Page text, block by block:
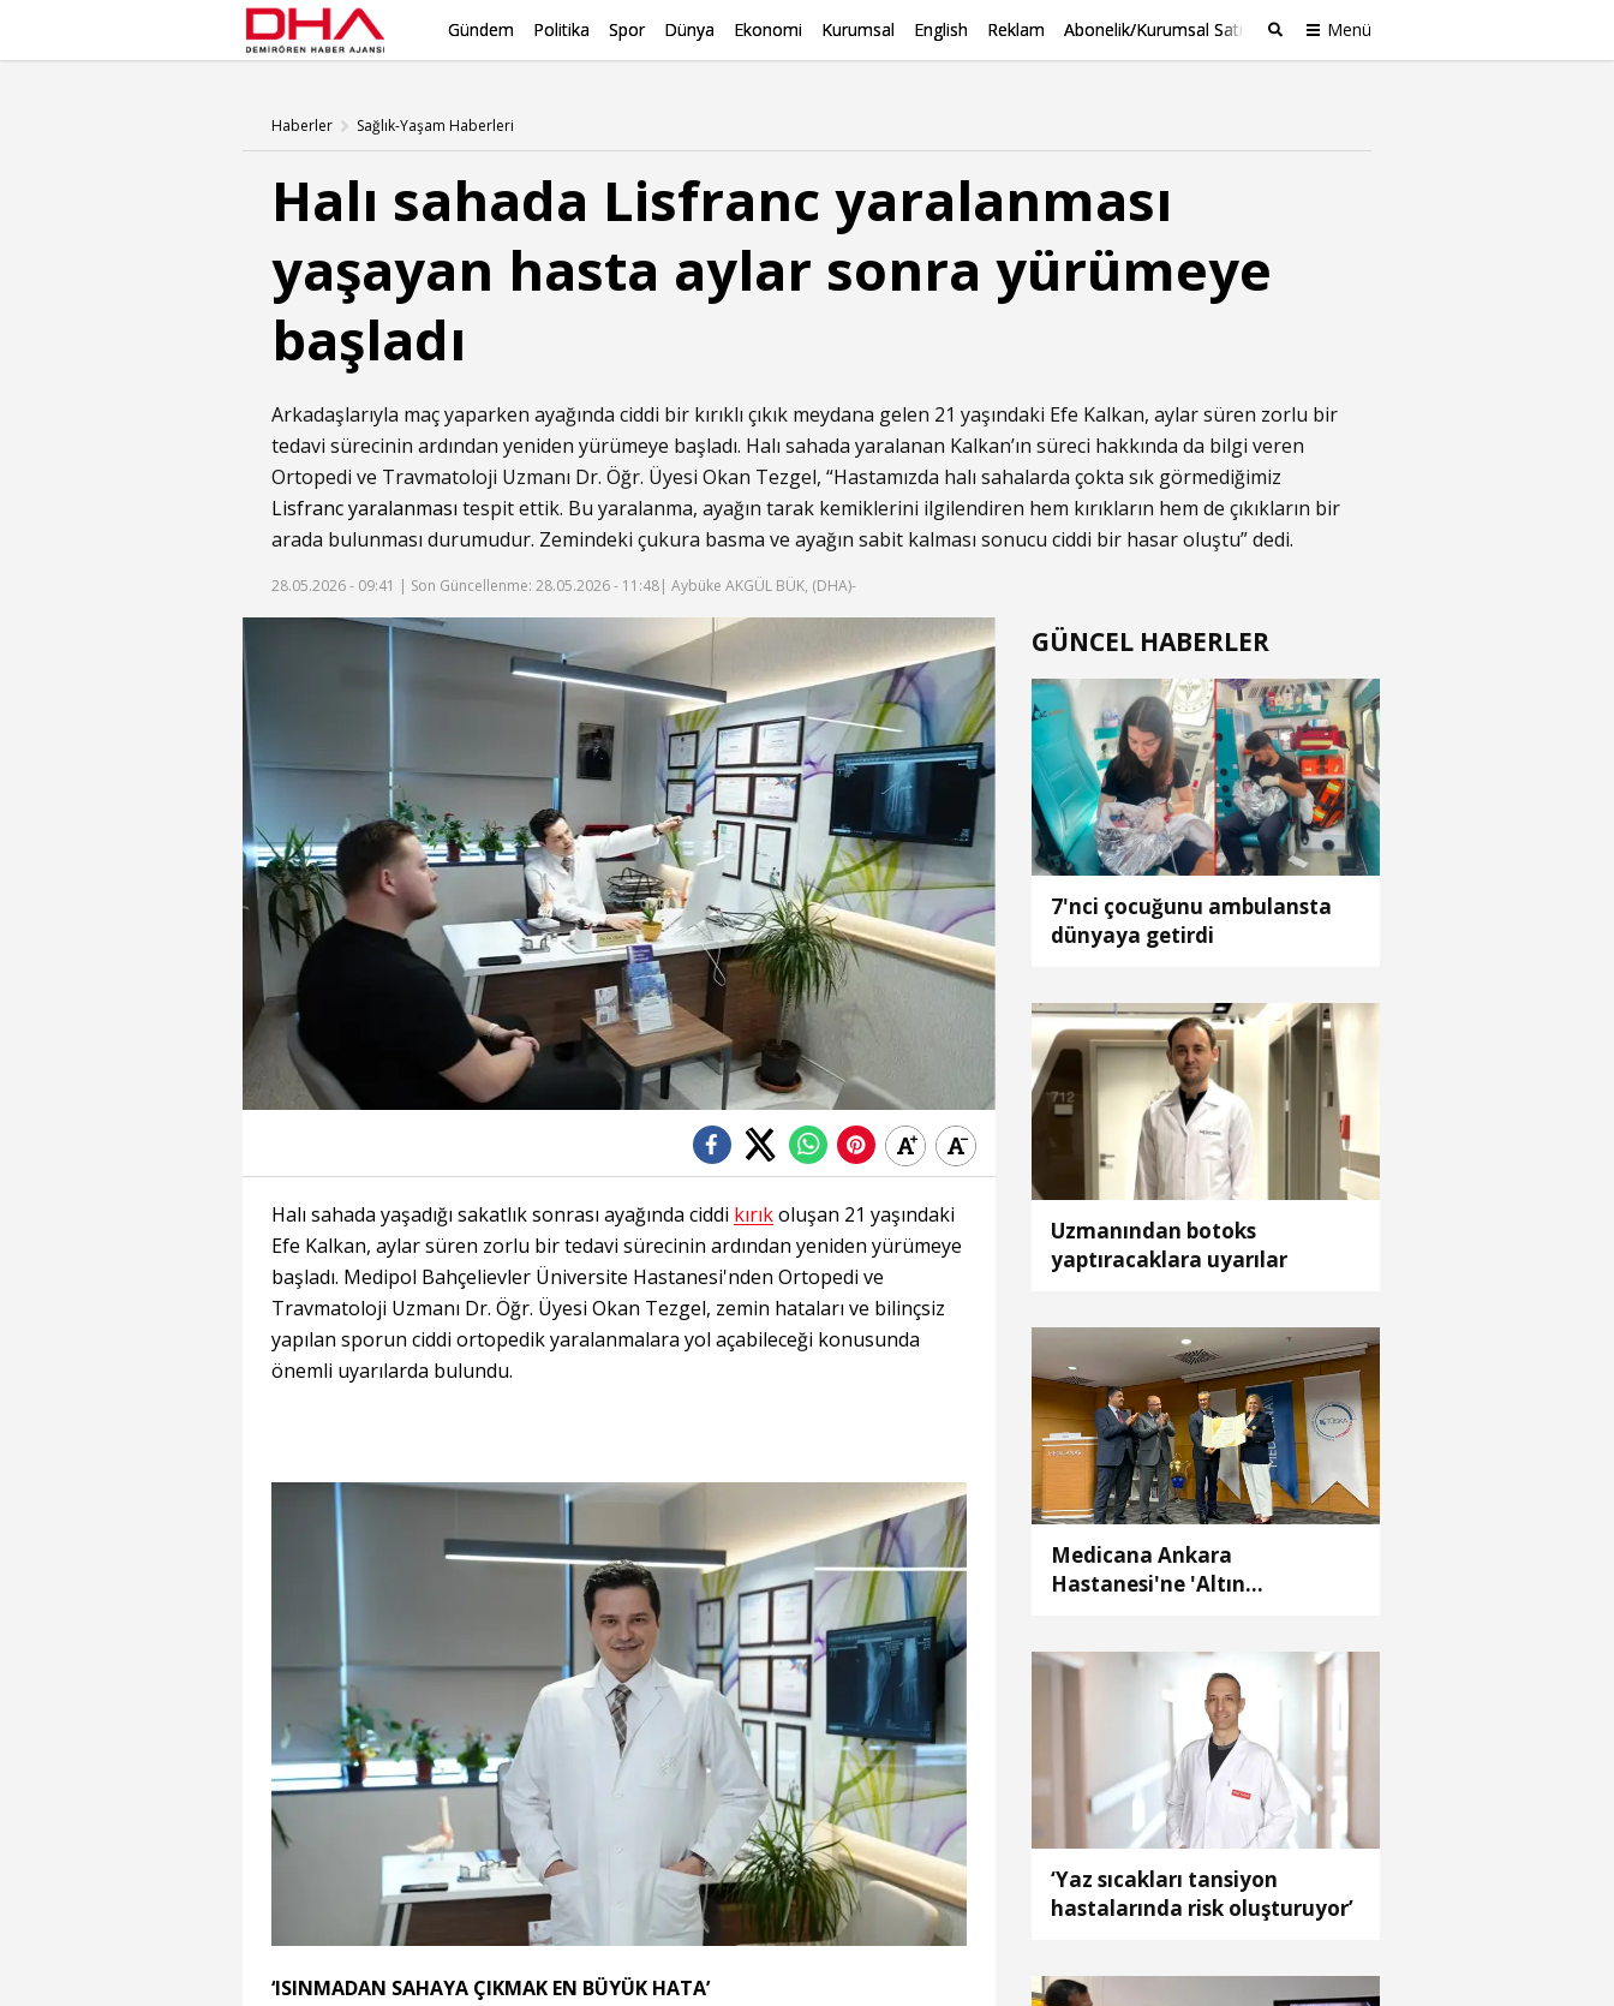
Gündem Politika Spor Dünya Ekonomi Kurumsal English Reklam Abonelik/Kurumsal Satış Menü
Haberler Sağlık-Yaşam Haberleri
Halı sahada Lisfranc yaralanması
yaşayan hasta aylar sonra yürümeye
başladı
Arkadaşlarıyla maç yaparken ayağında ciddi bir kırıklı çıkık meydana gelen 21 yaşındaki Efe Kalkan, aylar süren zorlu bir
tedavi sürecinin ardından yeniden yürümeye başladı. Halı sahada yaralanan Kalkan’ın süreci hakkında da bilgi veren
Ortopedi ve Travmatoloji Uzmanı Dr. Öğr. Üyesi Okan Tezgel, “Hastamızda halı sahalarda çokta sık görmediğimiz
Lisfranc yaralanması tespit ettik. Bu yaralanma, ayağın tarak kemiklerini ilgilendiren hem kırıkların hem de çıkıkların bir
arada bulunması durumudur. Zemindeki çukura basma ve ayağın sabit kalması sonucu ciddi bir hasar oluştu” dedi.
28.05.2026 - 09:41 | Son Güncellenme: 28.05.2026 - 11:48| Aybüke AKGÜL BÜK, (DHA)-
Halı sahada yaşadığı sakatlık sonrası ayağında ciddi kırıkoluşan 21 yaşındaki
Efe Kalkan, aylar süren zorlu bir tedavi sürecinin ardından yeniden yürümeye
başladı. Medipol Bahçelievler Üniversite Hastanesi'nden Ortopedi ve
Travmatoloji Uzmanı Dr. Öğr. Üyesi Okan Tezgel, zemin hataları ve bilinçsiz
yapılan sporun ciddi ortopedik yaralanmalara yol açabileceği konusunda
önemli uyarılarda bulundu.
‘ISINMADAN SAHAYA ÇIKMAK EN BÜYÜK HATA’
GÜNCEL HABERLER
7'nci çocuğunu ambulansta
dünyaya getirdi
Uzmanından botoks
yaptıracaklara uyarılar
Medicana Ankara
Hastanesi'ne 'Altın
‘Yaz sıcakları tansiyon
hastalarında risk oluşturuyor’